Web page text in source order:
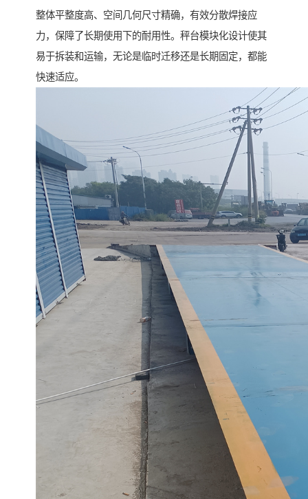
整体平整度高、空间几何尺寸精确，有效分散焊接应
力，保障了长期使用下的耐用性。秤台模块化设计使其
易于拆装和运输，无论是临时迁移还是长期固定，都能
快速适应。